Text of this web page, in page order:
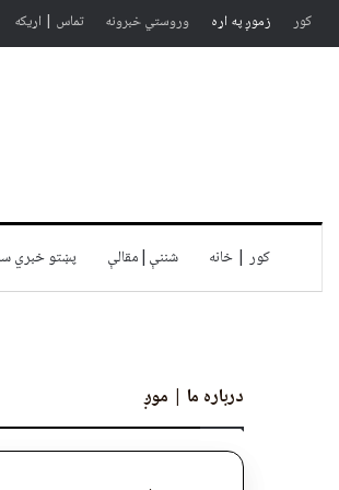
کور زموږ په اړه وروستي خبرونه تماس | اړیکه
کور | خانه شننې|مقالې پښتو خبري
درباره ما | موږ